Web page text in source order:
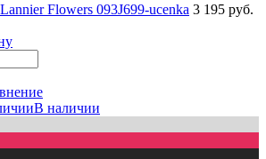
Flowers 093J699-ucenka 3 195 руб.
В наличии